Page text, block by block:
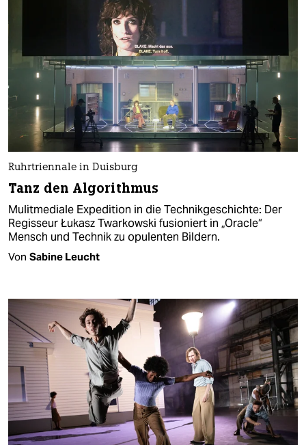
Ruhrtriennale in Duisburg
Tanz den Algorithmus
Mulitmediale Expedition in die Technikgeschichte: Der
Regisseur Łukasz Twarkowski fusioniert in „Oracle“
Mensch und Technik zu opulenten Bildern.
Von Sabine Leucht